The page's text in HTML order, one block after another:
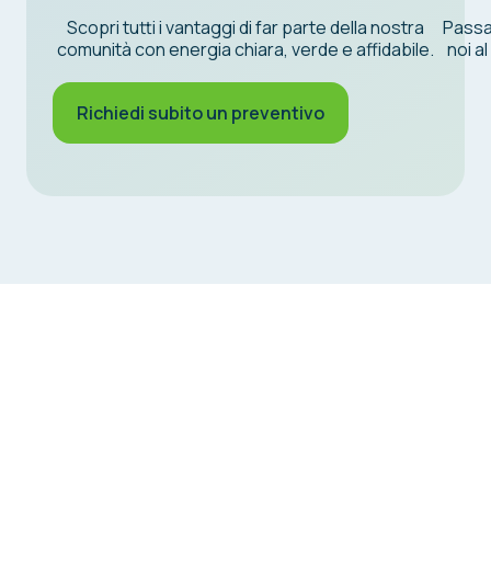
Scopri tutti i vantaggi di far parte della nostra
comunità con energia chiara, verde e affidabile. noi
Richiedi subito un preventivo